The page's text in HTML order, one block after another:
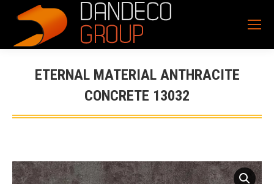
ETERNAL MATERIAL ANTHRACITE
CONCRETE 13032